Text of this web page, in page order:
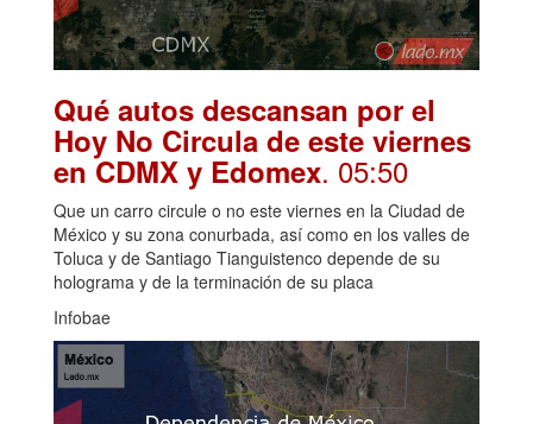
Qué autos descansan por el
Hoy No Circula de este viernes
en CDMX y Edomex. 05:50
Que un carro circule o no este viernes en la Ciudad de
México y su zona conurbada, así como en los valles de
Toluca y de Santiago Tianguistenco depende de su
holograma y de la terminación de su placa
Infobae